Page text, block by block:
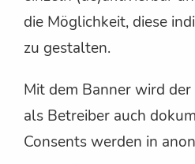
die Möglichkeit, diese
zu gestalten.
Mit dem Banner wird
als Betreiber auch
Consents werden in